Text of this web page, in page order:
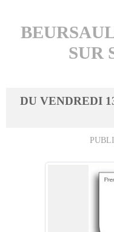
SUR
DU VENDREDI